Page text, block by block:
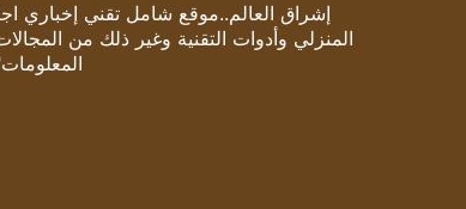
إشراق العالم..موقع شامل تقني إخباري
المنزلي وأدوات التقنية وغير ذلك من